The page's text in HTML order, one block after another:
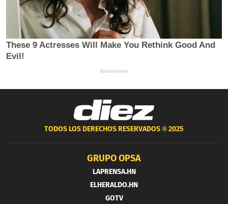
TODOS LOS DERECHOS RESERVADOS ®2025
GRUPO OPSA
LAPRENSA.HN
ELHERALDO.HN
GOTV